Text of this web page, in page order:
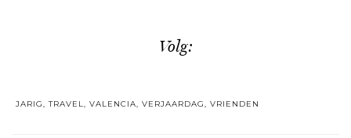
Volg:
JARIG,TRAVEL, VALENCIA, VERJAARDAG, VRIENDEN